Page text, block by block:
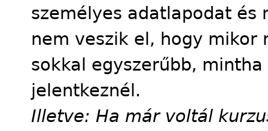
személyes adatlapodat és
nem veszik el, hogy mikor
sokkal egyszerűbb,
jelentkeznél.
Illetve: Ha már voltál